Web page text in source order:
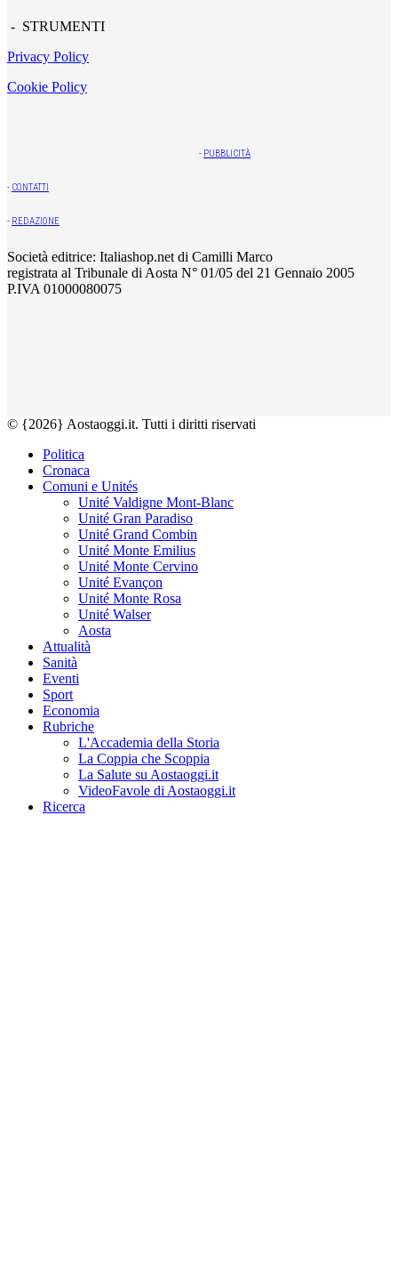
- STRUMENTI
Privacy Policy
Cookie Policy
- PUBBLICITÀ
- CONTATTI
- REDAZIONE
Società editrice: Italiashop.net di Camilli Marco
registrata al Tribunale di Aosta N° 01/05 del 21 Gennaio 2005
P.IVA 01000080075
© {2026} Aostaoggi.it. Tutti i diritti riservati
Politica
Cronaca
Comuni e Unités
Unité Valdigne Mont-Blanc
Unité Gran Paradiso
Unité Grand Combin
Unité Monte Emilius
Unité Monte Cervino
Unité Evançon
Unité Monte Rosa
Unité Walser
Aosta
Attualità
Sanità
Eventi
Sport
Economia
Rubriche
L'Accademia della Storia
La Coppia che Scoppia
La Salute su Aostaoggi.it
VideoFavole di Aostaoggi.it
Ricerca